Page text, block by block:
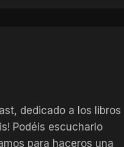
dedicado a los libros
Podéis escucharlo
para haceros una